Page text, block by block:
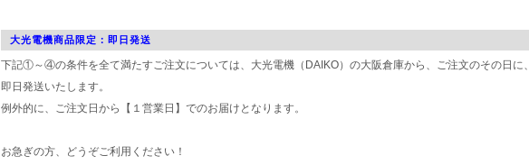
大光電機商品限定：即日発送
下記①～④の条件を全て満たすご注文については、大光電機（DAIKO）の大阪倉庫から、ご注文のその日に、
即日発送いたします。
例外的に、ご注文日から【１営業日】でのお届けとなります。
お急ぎの方、どうぞご利用ください！